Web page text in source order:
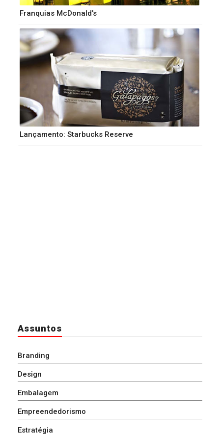
Franquias McDonald's
Lançamento: Starbucks Reserve
Assuntos
Branding
Design
Embalagem
Empreendedorismo
Estratégia